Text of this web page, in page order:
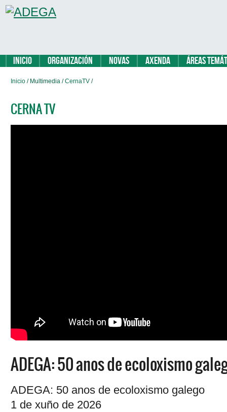
Inicio Organización Novas Axenda Áreas
Inicio / Multimedia /CernaTV /
CERNA TV
ADEGA: 50 anos de ecoloxismo
ADEGA: 50 anos de ecoloxismo galego
1 de xuño de 2026